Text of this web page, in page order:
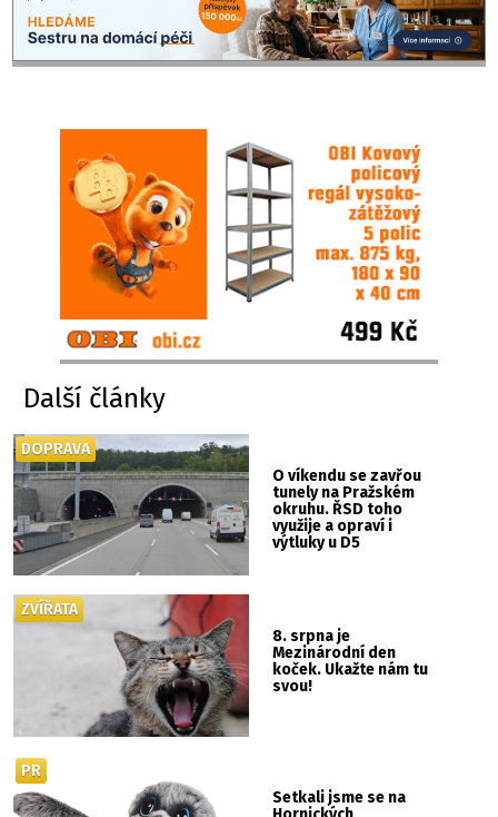
Další články
O víkendu se zavřou
tunely na Pražském
okruhu. ŘSD toho
využije a opraví i
výtluky u D5
DOPRAVA
8. srpna je
Mezinárodní den
koček. Ukažte nám tu
svou!
ZVÍŘATA
Setkali jsme se na
PR